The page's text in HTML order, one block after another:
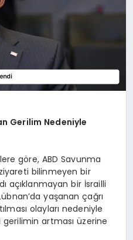
Gerilim Nedeniyle
göre, ABD Savunma
ziyareti bilinmeyen bir
açıklanmayan bir İsrailli
yaşanan çağrı
olayları nedeniyle
gerilimin artması üzerine